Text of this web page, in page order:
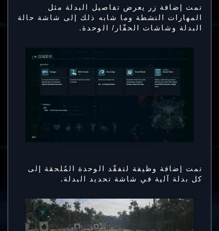
تمت إضافة زر يعرض تفاصيل البدلة مثل
المهارات النشطة وما شابه ذلك إلى شاشة حالة
البدلة وشاشات الحفّار/ الوحدة.
تمت إضافة وظيفة لتفقّد الوحدة المُلحقة إلى
كل بدلة آلية في شاشة تحديد البدلة.